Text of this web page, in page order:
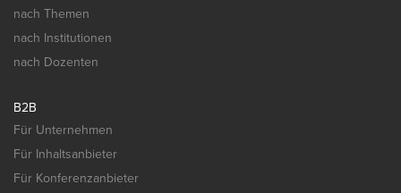
nach Themen
nach Institutionen
nach Dozenten
B2B
Für Unternehmen
Für Inhaltsanbieter
Für Konferenzanbieter